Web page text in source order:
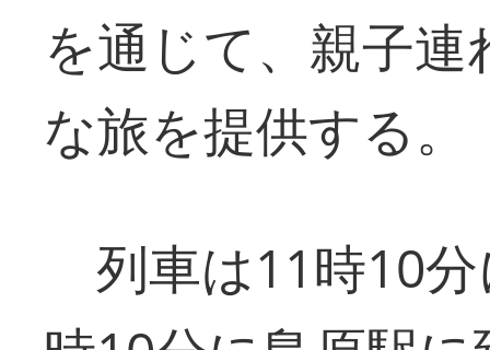
を通じて、親子
な旅を提供する。
列車は11時10